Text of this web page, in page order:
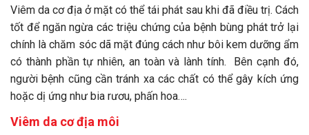
Viêm da cơ địa ở mặt có thể tái phát sau khi đã điều trị. Cách
tốt để ngăn ngừa các triệu chứng của bệnh bùng phát trở lại
chính là chăm sóc dã mặt đúng cách như bôi kem dưỡng ẩm
có thành phần tự nhiên, an toàn và lành tính. Bên cạnh đó,
người bệnh cũng cần tránh xa các chất có thể gây kích ứng
hoặc dị ứng như bia rươu, phấn hoa….
Viêm da cơ địa môi